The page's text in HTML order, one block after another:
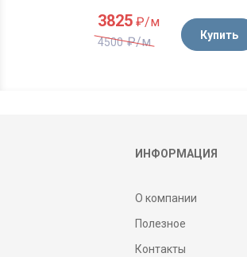
3825₽/м
4500 ₽/м Купить
ИНФОРМАЦИЯ
О компании
Полезное
Контакты